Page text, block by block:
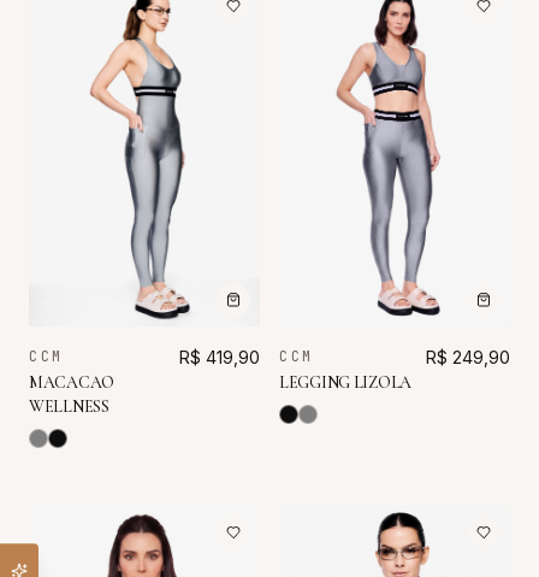
CCM
MACACAO
WELLNESS
R$ 419,90 CCM
LEGGING LIZOLA
R$ 249,90